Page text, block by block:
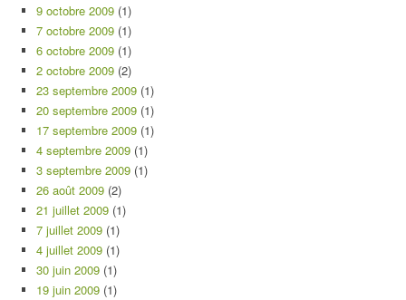
9 octobre 2009 (1)
7 octobre 2009 (1)
6 octobre 2009 (1)
2 octobre 2009 (2)
23 septembre 2009 (1)
20 septembre 2009 (1)
17 septembre 2009 (1)
4 septembre 2009 (1)
3 septembre 2009 (1)
26 août 2009 (2)
21 juillet 2009 (1)
7 juillet 2009 (1)
4 juillet 2009 (1)
30 juin 2009 (1)
19 juin 2009 (1)